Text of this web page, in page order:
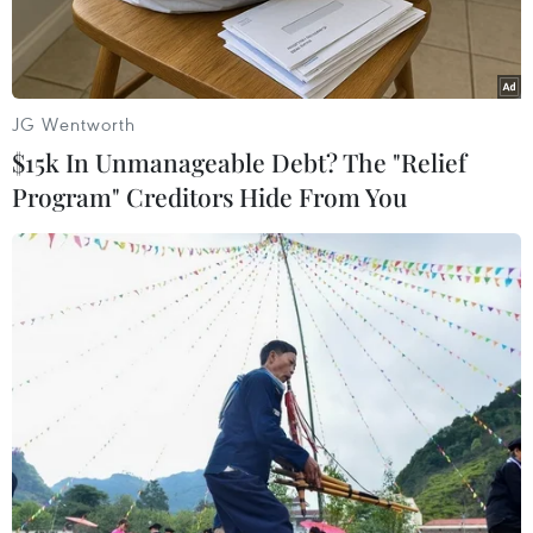
Bộ Nông nghiệp Mỹ (USDA),đã giữ truyền thống
mua 3,2 triệu kg thực phẩm mà họ gọi là "thịt
bònạc nhuyễn" cho Chương trình quốc gia về
Chương trình này hiện đang có 31 triệu học sinh
thụ hưởng, trong đó phần lớn là con em giađình
thu nhập thấp.
Đây thực tế là những phần thịt bò vụn do các lò
mổ thải ra, được trộntrong một máy quay ly tâm
và được xử lý cùng với ammonia trong mộttiến
trình được USDA phê chuẩn nhằm diệt khuẩn
E.coli.
JG Wentworth
$15k In Unmanageable Debt? The "Relief
Program" Creditors Hide From You